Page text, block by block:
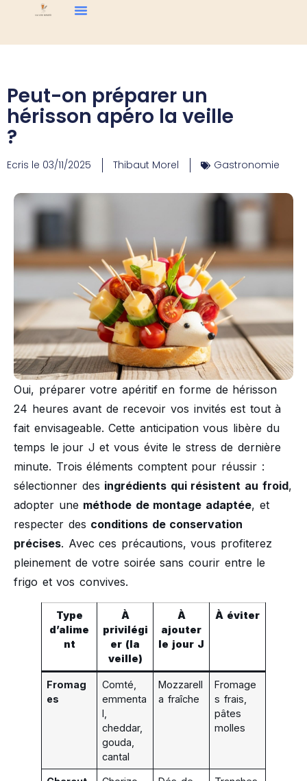
Peut-on préparer un
hérisson apéro la veille
?
Ecris le 03/11/2025 Thibaut Morel Gastronomie
Oui, préparer votre apéritif en forme de hérisson
24 heures avant de recevoir vos invités est tout à
fait envisageable. Cette anticipation vous libère du
temps le jour J et vous évite le stress de dernière
minute. Trois éléments comptent pour réussir :
sélectionner des ingrédients qui résistent au froid,
adopter une méthode de montage adaptée, et
respecter des conditions de conservation
précises. Avec ces précautions, vous profiterez
pleinement de votre soirée sans courir entre le
frigo et vos convives.
Type
d’alime
nt
À
privilégi
er (la
veille)
À
ajouter
le jour J
À éviter
Fromag
es
Comté,
emmenta
l,
cheddar,
gouda,
cantal
Mozzarell
a fraîche
Fromage
s frais,
pâtes
molles